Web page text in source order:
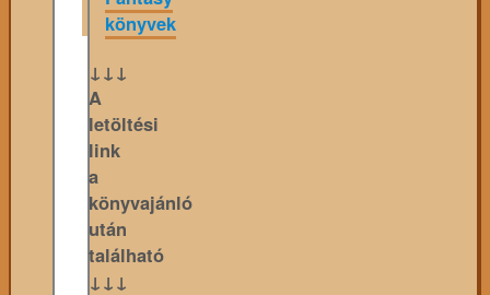
könyvek
↓↓↓
A
letöltési
link
a
könyvajánló
után
található
↓↓↓